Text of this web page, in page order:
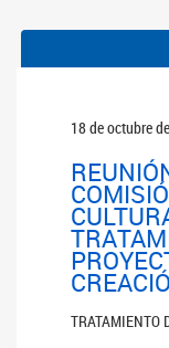
18 de octubre
TRATAMIENTO